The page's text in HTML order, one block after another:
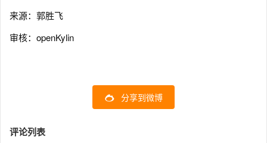
来源：郭胜飞
审核：openKylin
分享到微博
评论列表